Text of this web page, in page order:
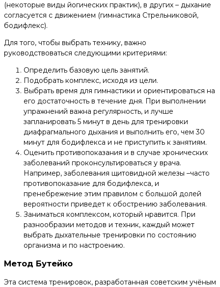
(некоторые виды йогических практик), в других – дыхание
согласуется с движением (гимнастика Стрельниковой,
бодифлекс).
Для того, чтобы выбрать технику, важно
руководствоваться следующими критериями:
Определить базовую цель занятий.
Подобрать комплекс, исходя из цели.
Выбрать время для гимнастики и ориентироваться на
его достаточность в течение дня. При выполнении
упражнений важна регулярность, и лучше
запланировать 5 минут в день для тренировки
диафрагмального дыхания и выполнить его, чем 30
минут для бодифлекса и не приступить к занятиям.
Оценить противопоказания и в случае хронических
заболеваний проконсультироваться у врача.
Например, заболевания щитовидной железы –часто
противопоказание для бодифлекса, и
пренебрежение этим правилом с большой долей
вероятности приведет к обострению заболевания.
Заниматься комплексом, который нравится. При
разнообразии методов и техник, каждый может
выбрать дыхательные тренировки по состоянию
организма и по настроению.
Метод Бутейко
Эта система тренировок, разработанная советским учёным